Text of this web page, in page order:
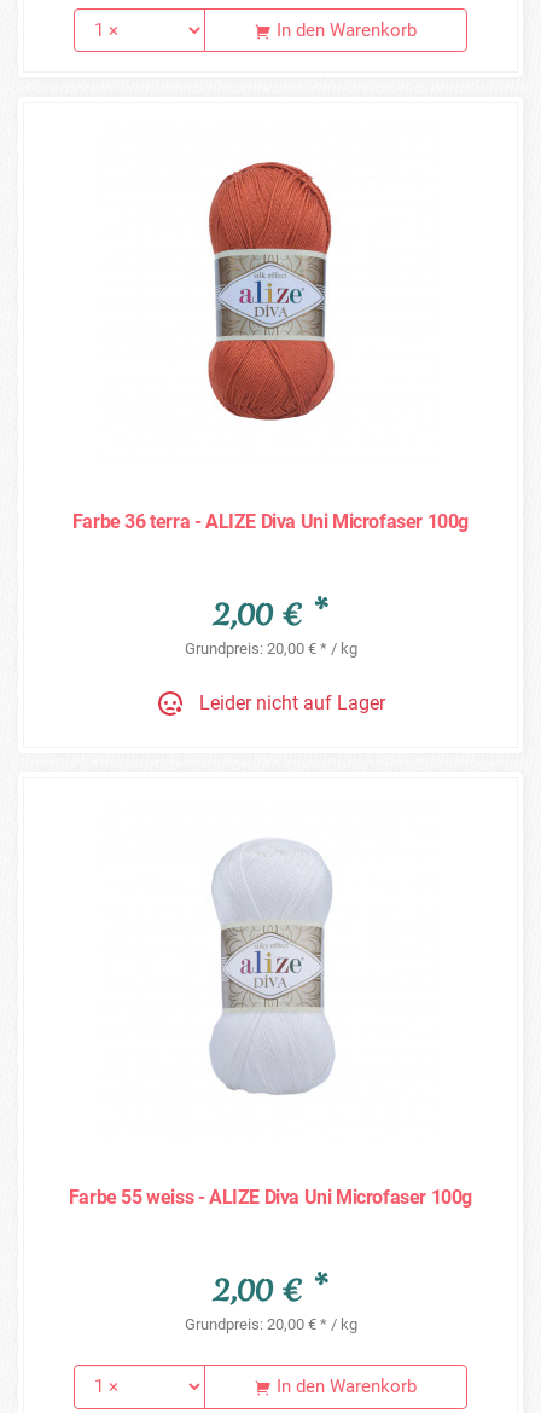
In den Warenkorb
Farbe 36 terra - ALIZE Diva Uni Microfaser 100g
2,00 € *
Grundpreis: 20,00 € * / kg
Leider nicht auf Lager
Farbe 55 weiss - ALIZE Diva Uni Microfaser 100g
2,00 € *
Grundpreis: 20,00 € * / kg
In den Warenkorb